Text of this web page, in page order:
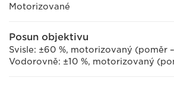
Motorizované
Posun objektivu
Svisle: ±60 %, motorizovaný (poměr
Vodorovně: ±10 %, motorizovaný